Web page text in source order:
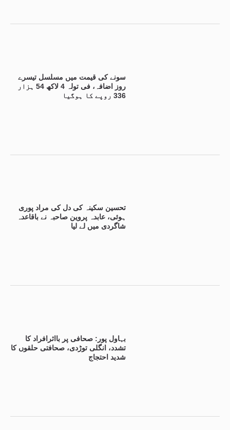
سونے کی قیمت میں مسلسل تیسرے
روز اضافہ، فی تولہ 4 لاکھ 54 ہزار
336 روپے کا ہوگیا
تحسین سکینہ کی دل کی مراد پوری
ہوئی، عابدہ پروین صاحبہ نے باقاعدہ
شاگردی میں لے لیا
بہاول پور: صحافی پر بااثرافراد کا
تشدد، انگلی توڑدی، صحافتی حلقوں کا
شدید احتجاج